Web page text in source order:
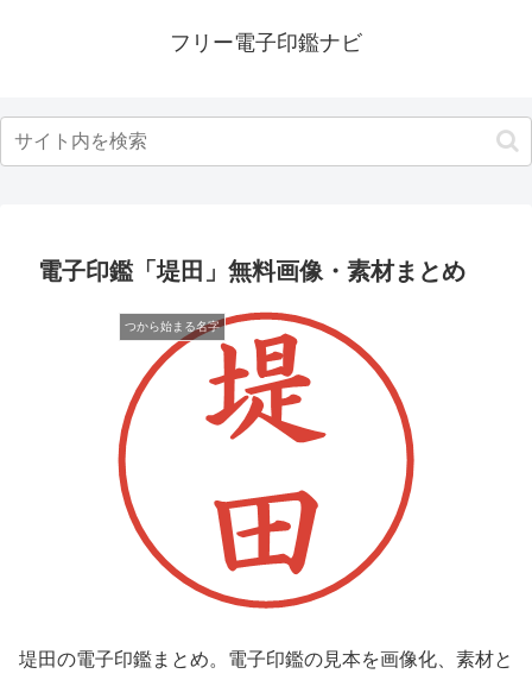
フリー電子印鑑ナビ
電子印鑑「堤田」無料画像・素材まとめ
つから始まる名字
堤田の電子印鑑まとめ。電子印鑑の見本を画像化、素材と